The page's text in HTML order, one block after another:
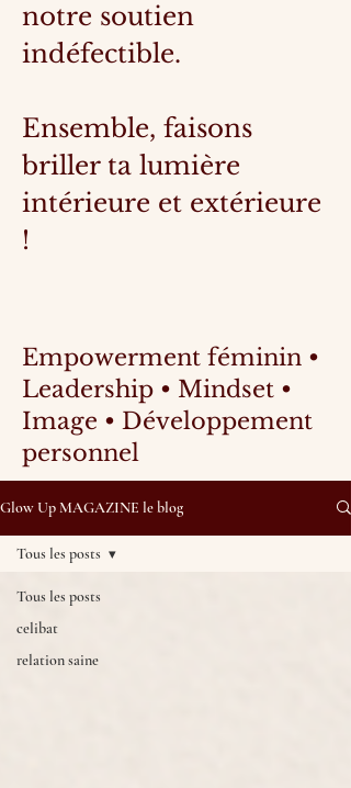
notre soutien
indéfectible.
Ensemble, faisons
briller ta lumière
intérieure et extérieure
!
Empowerment féminin •
Leadership • Mindset •
Image • Développement
personnel
Glow Up MAGAZINE le blog
Tous les posts
celibat
relation saine
Tous les posts